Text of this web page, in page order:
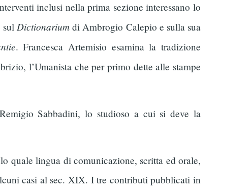
inclusi nella prima sezione interessano lo
sulDictionarium di Ambrogio Calepio e sulla sua
. Francesca Artemisio esamina la tradizione
l’Umanista che per primo dette alle stampe
Sabbadini, lo studioso a cui si deve la
quale lingua di comunicazione, scritta ed orale,
casi al sec. XIX. I tre contributi pubblicati in